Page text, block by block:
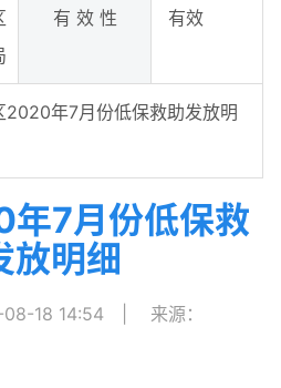
有 效 性 有效
2020年7月份低保救助发放明
7月份低保救
放明细
18 14:54 来源：